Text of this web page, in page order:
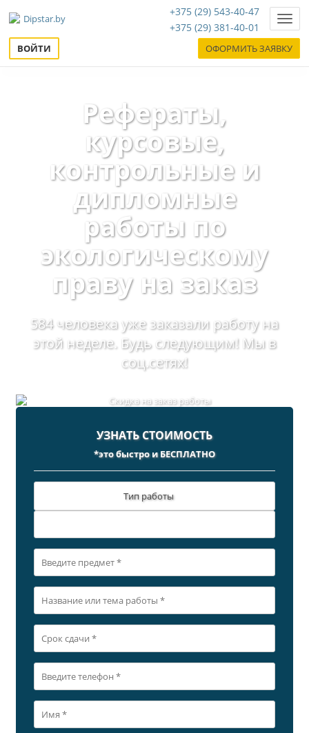
+375 (29) 543-40-47
+375 (29) 381-40-01
ВОЙТИ ОФОРМИТЬ ЗАЯВКУ
Рефераты,
курсовые,
контрольные и
дипломные
работы по
экологическому
праву на заказ
584 человека уже заказали работу на
этой неделе. Будь следующим! Мы в
соц.сетях!
УЗНАТЬ СТОИМОСТЬ
*это быстро и БЕСПЛАТНО
Тип работы